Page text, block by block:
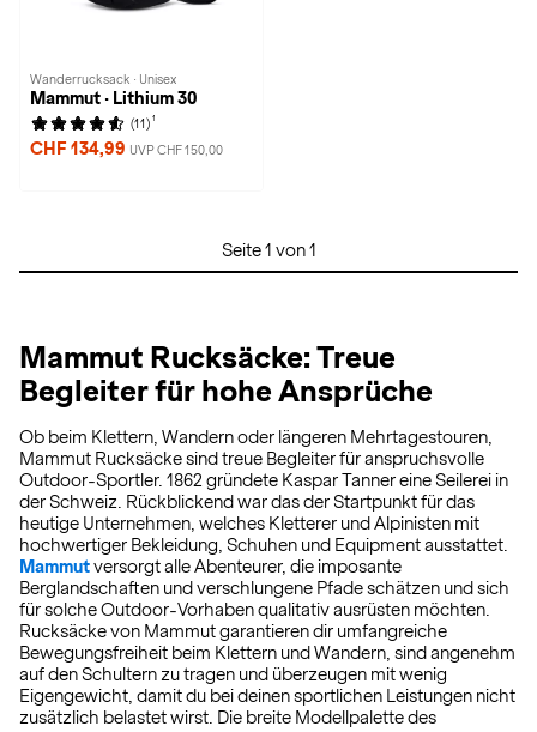
Wanderrucksack · Unisex
Mammut · Lithium 30
(11) 1
CHF 134,99 UVP CHF 150,00
Seite 1 von 1
Mammut Rucksäcke: Treue
Begleiter für hohe Ansprüche
Ob beim Klettern, Wandern oder längeren Mehrtagestouren,
Mammut Rucksäcke sind treue Begleiter für anspruchsvolle
Outdoor-Sportler. 1862 gründete Kaspar Tanner eine Seilerei in
der Schweiz. Rückblickend war das der Startpunkt für das
heutige Unternehmen, welches Kletterer und Alpinisten mit
hochwertiger Bekleidung, Schuhen und Equipment ausstattet.
Mammutversorgt alle Abenteurer, die imposante
Berglandschaften und verschlungene Pfade schätzen und sich
für solche Outdoor-Vorhaben qualitativ ausrüsten möchten.
Rucksäcke von Mammut garantieren dir umfangreiche
Bewegungsfreiheit beim Klettern und Wandern, sind angenehm
auf den Schultern zu tragen und überzeugen mit wenig
Eigengewicht, damit du bei deinen sportlichen Leistungen nicht
zusätzlich belastet wirst. Die breite Modellpalette des